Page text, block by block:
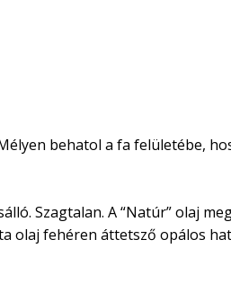
behatol a fa felületébe,
Szagtalan. A “Natúr” olaj
olaj fehéren áttetsző opálos